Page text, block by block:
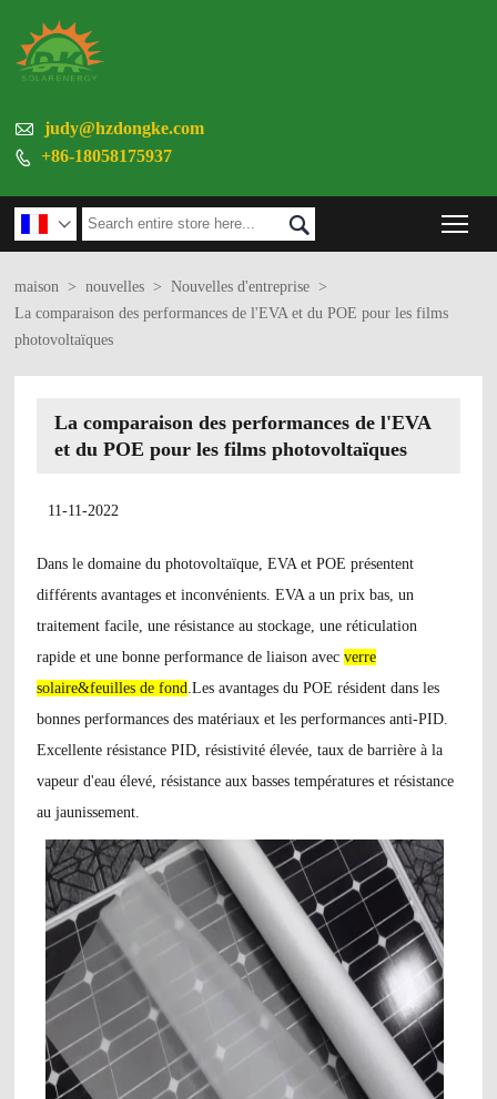
 judy@hzdongke.com
 +86-18058175937
 
maison > nouvelles > Nouvelles d'entreprise >
La comparaison des performances de l'EVA et du POE pour les films
photovoltaïques
La comparaison des performances de l'EVA
et du POE pour les films photovoltaïques
11-11-2022
Dans le domaine du photovoltaïque, EVA et POE présentent
différents avantages et inconvénients. EVA a un prix bas, un
traitement facile, une résistance au stockage, une réticulation
rapide et une bonne performance de liaison avec verre
solaire&feuilles de fond .Les avantages du POE résident dans les
bonnes performances des matériaux et les performances anti-PID.
Excellente résistance PID, résistivité élevée, taux de barrière à la
vapeur d'eau élevé, résistance aux basses températures et résistance
au jaunissement.